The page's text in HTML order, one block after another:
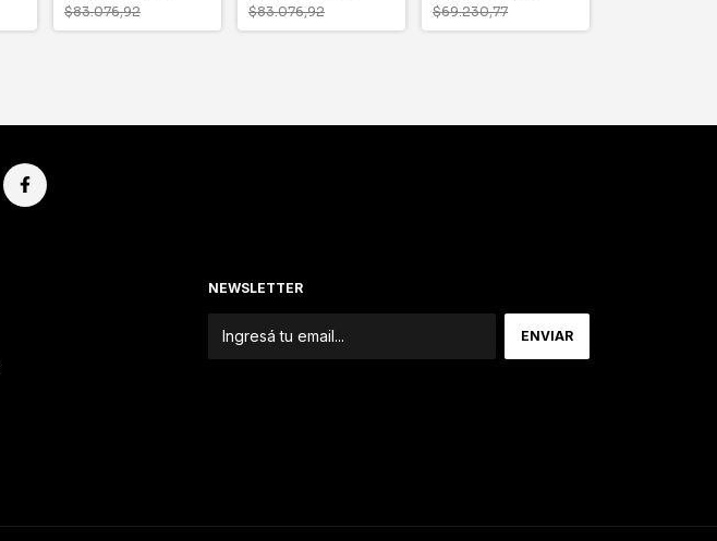
$83.076,92 $83.076,92 $69.230,77
NEWSLETTER